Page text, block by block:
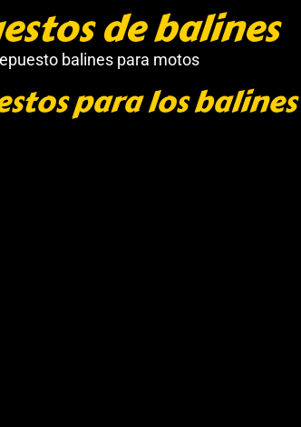
de balines
balines para motos
para los